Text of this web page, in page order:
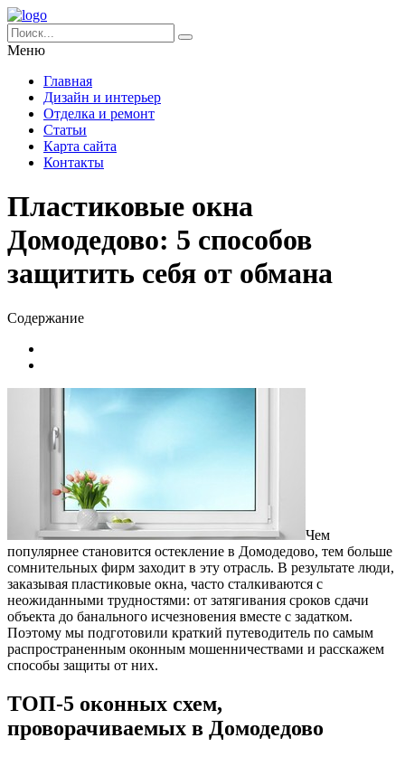
Меню
Главная
Дизайн и интерьер
Отделка и ремонт
Статьи
Карта сайта
Контакты
Пластиковые окна
Домодедово: 5 способов
защитить себя от обмана
Содержание
Чем
популярнее становится остекление в Домодедово, тем больше
сомнительных фирм заходит в эту отрасль. В результате люди,
заказывая пластиковые окна, часто сталкиваются с
неожиданными трудностями: от затягивания сроков сдачи
объекта до банального исчезновения вместе с задатком.
Поэтому мы подготовили краткий путеводитель по самым
распространенным оконным мошенничествами и расскажем
способы защиты от них.
ТОП-5 оконных схем,
проворачиваемых в Домодедово